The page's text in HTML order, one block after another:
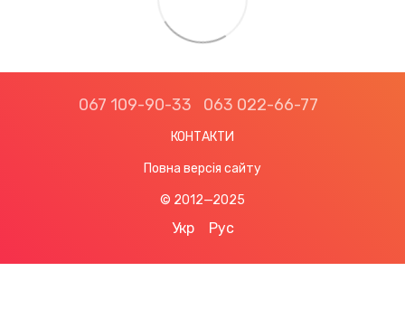
067 109-90-33 063 022-66-77
КОНТАКТИ
Повна версія сайту
© 2012—2025
Укр Рус